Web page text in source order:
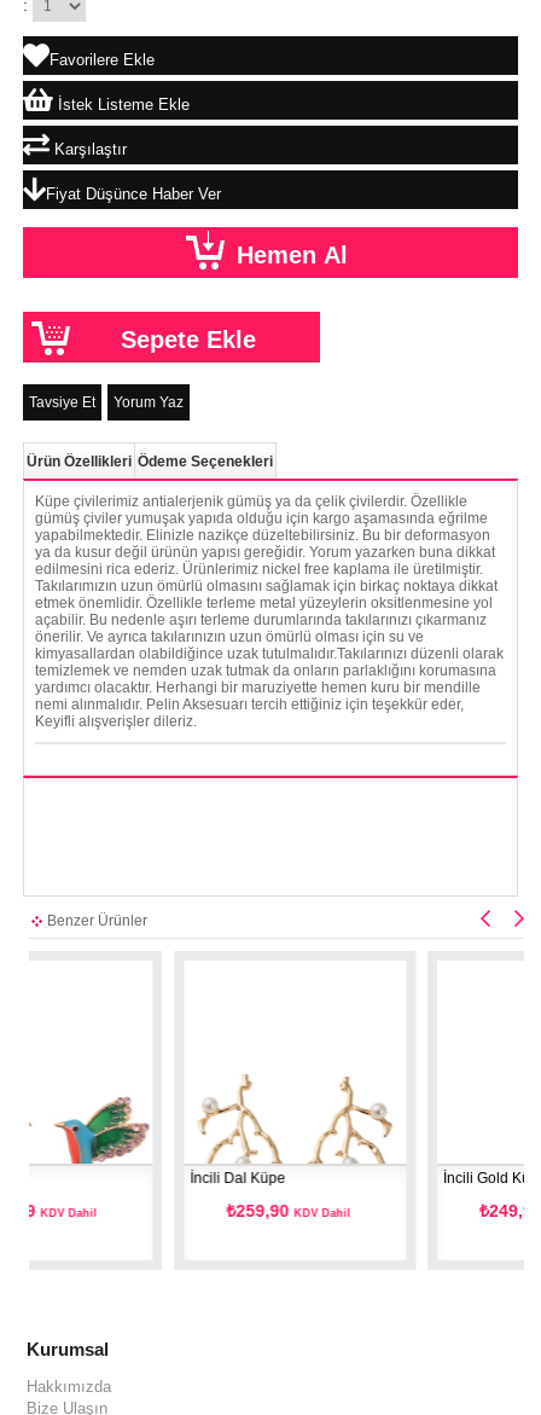
:
Favorilere Ekle
İstek Listeme Ekle
Karşılaştır
Fiyat Düşünce Haber Ver
Tavsiye Et Yorum Yaz
Ürün Özellikleri Ödeme Seçenekleri
Küpe çivilerimiz antialerjenik gümüş ya da çelik çivilerdir. Özellikle
gümüş çiviler yumuşak yapıda olduğu için kargo aşamasında eğrilme
yapabilmektedir. Elinizle nazikçe düzeltebilirsiniz. Bu bir deformasyon
ya da kusur değil ürünün yapısı gereğidir. Yorum yazarken buna dikkat
edilmesini rica ederiz. Ürünlerimiz nickel free kaplama ile üretilmiştir.
Takılarımızın uzun ömürlü olmasını sağlamak için birkaç noktaya dikkat
etmek önemlidir. Özellikle terleme metal yüzeylerin oksitlenmesine yol
açabilir. Bu nedenle aşırı terleme durumlarında takılarınızı çıkarmanız
önerilir. Ve ayrıca takılarınızın uzun ömürlü olması için su ve
kimyasallardan olabildiğince uzak tutulmalıdır.Takılarınızı düzenli olarak
temizlemek ve nemden uzak tutmak da onların parlaklığını korumasına
yardımcı olacaktır. Herhangi bir maruziyette hemen kuru bir mendille
nemi alınmalıdır. Pelin Aksesuarı tercih ettiğiniz için teşekkür eder,
Keyifli alışverişler dileriz.
Benzer Ürünler
İncili Dal Küpe
KDV Dahil
İncili Gold Küpe
KDV Dahil
Kurumsal
Hakkımızda
Bize Ulaşın